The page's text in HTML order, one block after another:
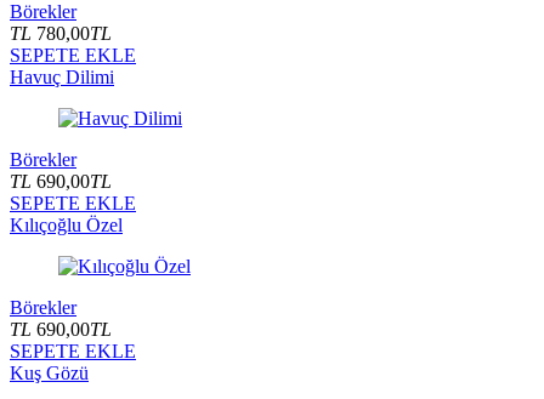
Börekler
TL 780,00TL
SEPETE EKLE
Havuç Dilimi
Börekler
TL 690,00TL
SEPETE EKLE
Kılıçoğlu Özel
Börekler
TL 690,00TL
SEPETE EKLE
Kuş Gözü